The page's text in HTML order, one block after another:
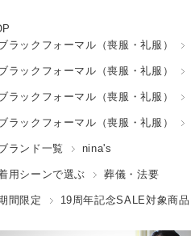
ラックフォーマル（喪服・礼服）
ラックフォーマル（喪服・礼服）
ラックフォーマル（喪服・礼服）
ラックフォーマル（喪服・礼服）
ランド一覧 nina's
用シーンで選ぶ 葬儀・法要
間限定 19周年記念SALE対象商品